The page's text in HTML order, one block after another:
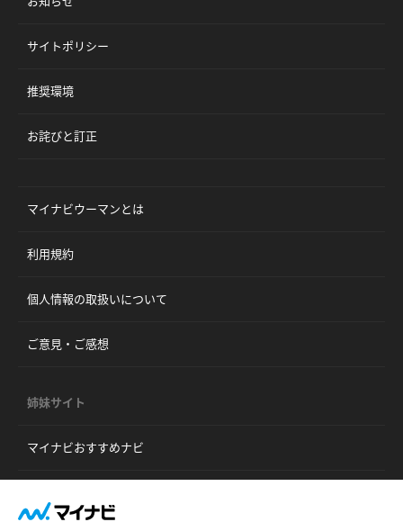
サイトポリシー
推奨環境
お詫びと訂正
マイナビウーマンとは
利用規約
個人情報の取扱いについて
ご意見・ご感想
姉妹サイト
マイナビおすすめナビ